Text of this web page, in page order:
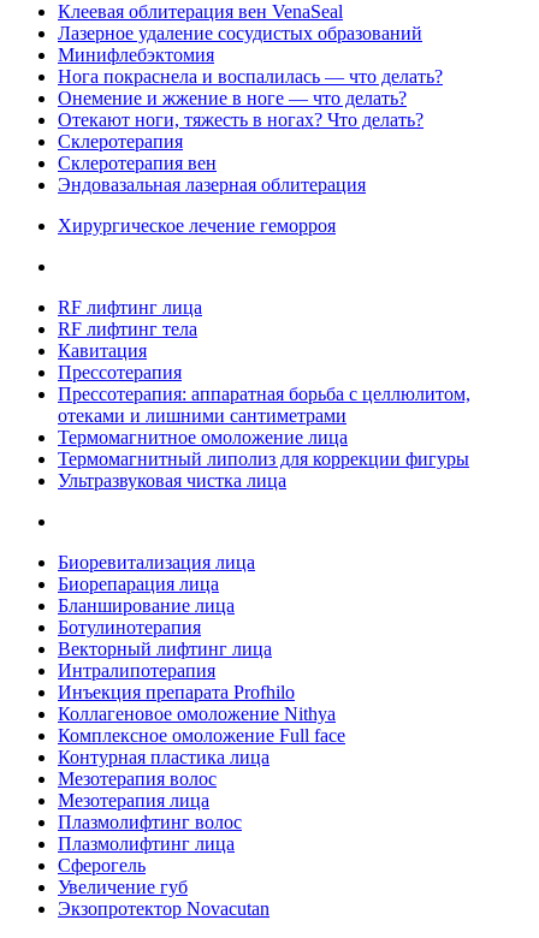
Клеевая облитерация вен VenaSeal
Лазерное удаление сосудистых образований
Минифлебэктомия
Нога покраснела и воспалилась — что делать?
Онемение и жжение в ноге — что делать?
Отекают ноги, тяжесть в ногах? Что делать?
Склеротерапия
Склеротерапия вен
Эндовазальная лазерная облитерация
Хирургическое лечение геморроя
RF лифтинг лица
RF лифтинг тела
Кавитация
Прессотерапия
Прессотерапия: аппаратная борьба с целлюлитом,
отеками и лишними сантиметрами
Термомагнитное омоложение лица
Термомагнитный липолиз для коррекции фигуры
Ультразвуковая чистка лица
Биоревитализация лица
Биорепарация лица
Бланширование лица
Ботулинотерапия
Векторный лифтинг лица
Интралипотерапия
Инъекция препарата Profhilo
Коллагеновое омоложение Nithya
Комплексное омоложение Full face
Контурная пластика лица
Мезотерапия волос
Мезотерапия лица
Плазмолифтинг волос
Плазмолифтинг лица
Сферогель
Увеличение губ
Экзопротектор Novacutan